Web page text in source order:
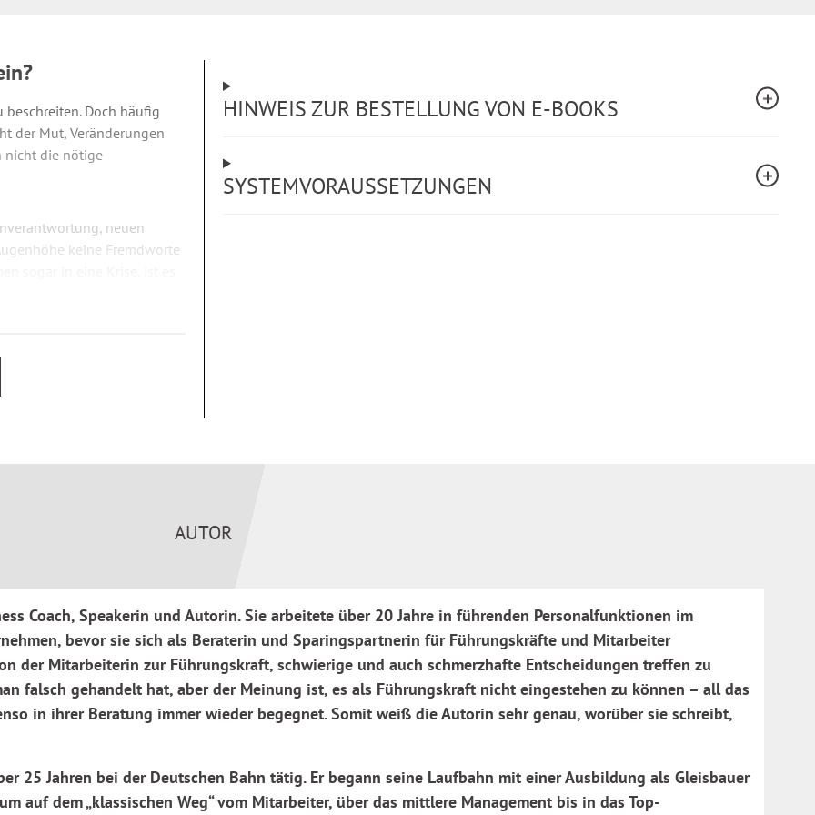
beschreiten. Doch häufig
der Mut, Veränderungen
nicht die nötige
neuen
keine Fremdworte
der nationalen und
will ich wirklich sein?
und Einstellung zum
mithilfe von
den Protagonisten zu
Beyond Leadership sowie
als auch jungen
zum Thema Führung zu
HINWEIS ZUR BESTELLUNG VON E-BOOKS
SYSTEMVORAUSSETZUNGEN
AUTOR
Coach, Speakerin und Autorin. Sie arbeitete über 20 Jahre in führenden Personalfunktionen im
bevor sie sich als Beraterin und Sparingspartnerin für Führungskräfte und Mitarbeiter
der Mitarbeiterin zur Führungskraft, schwierige und auch schmerzhafte Entscheidungen treffen zu
falsch gehandelt hat, aber der Meinung ist, es als Führungskraft nicht eingestehen zu können – all das
in ihrer Beratung immer wieder begegnet. Somit weiß die Autorin sehr genau, worüber sie schreibt,
25 Jahren bei der Deutschen Bahn tätig. Er begann seine Laufbahn mit einer Ausbildung als Gleisbauer
auf dem „klassischen Weg“ vom Mitarbeiter, über das mittlere Management bis in das Top-